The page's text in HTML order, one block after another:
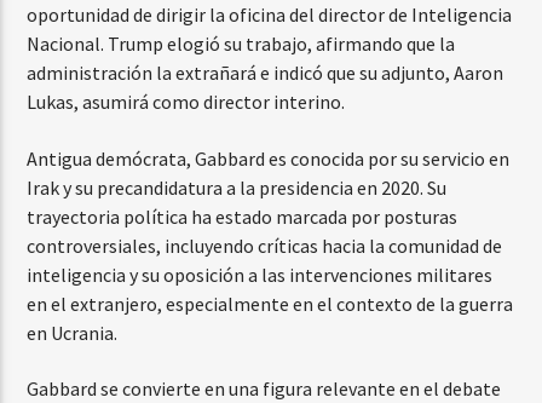
oportunidad de dirigir la oficina del director de Inteligencia
Nacional. Trump elogió su trabajo, afirmando que la
administración la extrañará e indicó que su adjunto, Aaron
Lukas, asumirá como director interino.
Antigua demócrata, Gabbard es conocida por su servicio en
Irak y su precandidatura a la presidencia en 2020. Su
trayectoria política ha estado marcada por posturas
controversiales, incluyendo críticas hacia la comunidad de
inteligencia y su oposición a las intervenciones militares
en el extranjero, especialmente en el contexto de la guerra
en Ucrania.
Gabbard se convierte en una figura relevante en el debate